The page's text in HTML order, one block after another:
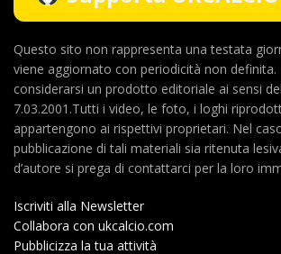
Questo sito non rappresenta una testata
viene aggiornato con periodicità non
considerarsi un prodotto editoriale ai sensi
7.03.2001.Tutti i video, le foto, i loghi
appartengono ai rispettivi proprietari. Nel
pubblicazione di tali materiali sia ritenuta
d’autore si prega di contattarci per la loro
Iscriviti alla Newsletter
Collabora con ukcalcio.com
Pubblicizza la tua attività